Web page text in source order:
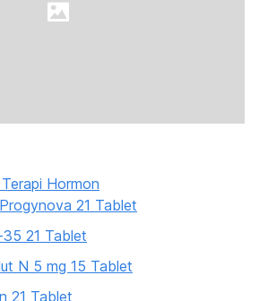
Hormon
21 Tablet
21 Tablet
N 5 mg 15 Tablet
21 Tablet